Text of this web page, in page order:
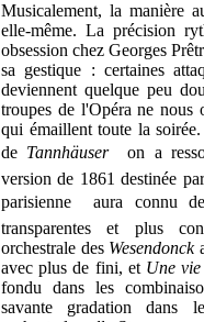
Musicalement, la manière
elle-même. La précision
obsession chez Georges
sa gestique : certaines
deviennent quelque peu
troupes de l'Opéra ne nous
qui émaillent toute la
de Tannhäuser on a
version de 1861 destinée
parisienne  aura connu
transparentes et plus
orchestrale des Wesendonck
avec plus de fini, et Une
fondu dans les
savante gradation dans